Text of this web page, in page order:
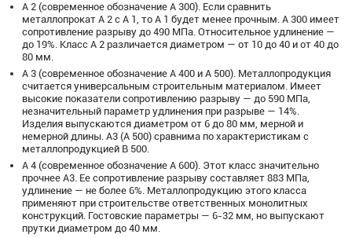
А 2 (современное обозначение А 300). Если сравнить
металлопрокат А 2 с А 1, то А 1 будет менее прочным. А 300 имеет
сопротивление разрыву до 490 МПа. Относительное удлинение —
до 19%. Класс А 2 различается диаметром — от 10 до 40 и от 40 до
80 мм.
А 3 (современное обозначение А 400 и А 500). Металлопродукция
считается универсальным строительным материалом. Имеет
высокие показатели сопротивлению разрыву — до 590 МПа,
незначительный параметр удлинения при разрыве — 14%.
Изделия выпускаются диаметром от 6 до 80 мм, мерной и
немерной длины. А3 (А 500) сравнима по характеристикам с
металлопродукцией В 500.
А 4 (современное обозначение А 600). Этот класс значительно
прочнее А3. Ее сопротивление разрыву составляет 883 МПа,
удлинение — не более 6%. Металлопродукцию этого класса
применяют при строительстве ответственных монолитных
конструкций. Гостовские параметры — 6-32 мм, но выпускают
прутки диаметром до 40 мм.